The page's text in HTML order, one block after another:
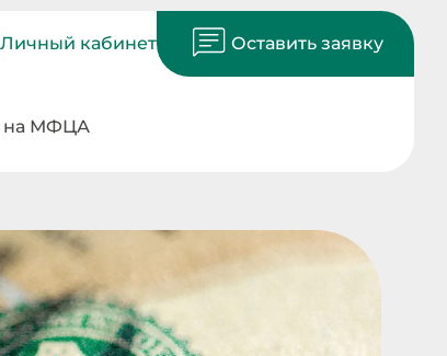
Личный кабинет Оставить заявку
МФЦА